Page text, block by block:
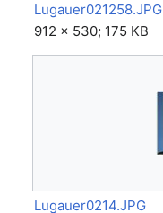
Lugauer021258.JPG
912 × 530; 175 KB
Lugauer0214.JPG